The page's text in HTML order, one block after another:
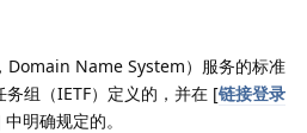
Domain Name System）服务的标准
组（IETF）定义的，并在 [链接登录
中明确规定的。